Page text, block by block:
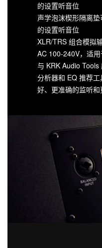
的设置听音位
声学泡沫楔形隔离
的设置听音位
XLR/TRS 组合模拟
AC 100-240V，适
与 KRK Audio
分析器和 EQ 推荐
好、更准确的监听